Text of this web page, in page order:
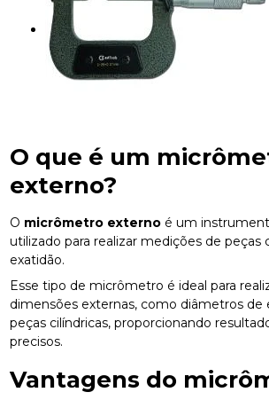
O que é um
externo?
O micrômetro externo é um
utilizado para realizar medições de peças
exatidão.
Esse tipo de micrômetro é ideal para
dimensões externas, como diâmetros de
peças cilíndricas, proporcionando
precisos.
Vantagens do